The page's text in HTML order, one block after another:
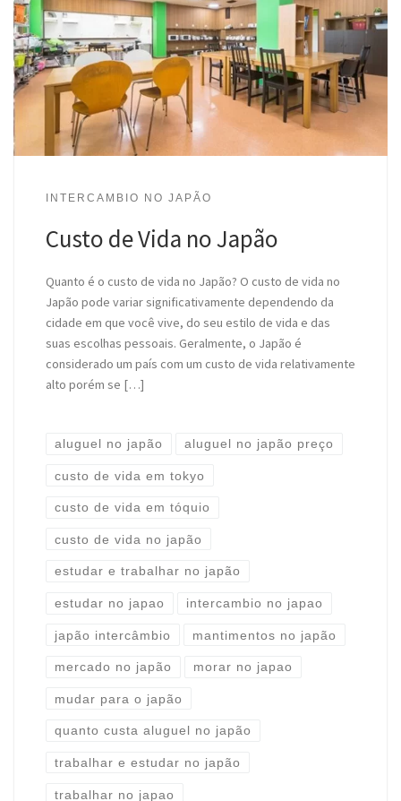
INTERCAMBIO NO JAPÃO
Custo de Vida no Japão
Quanto é o custo de vida no Japão? O custo de vida no
Japão pode variar significativamente dependendo da
cidade em que você vive, do seu estilo de vida e das
suas escolhas pessoais. Geralmente, o Japão é
considerado um país com um custo de vida relativamente
alto porém se […]
aluguel no japão aluguel no japão preço
custo de vida em tokyo
custo de vida em tóquio
custo de vida no japão
estudar e trabalhar no japão
estudar no japao intercambio no japao
japão intercâmbio mantimentos no japão
mercado no japão morar no japao
mudar para o japão
quanto custa aluguel no japão
trabalhar e estudar no japão
trabalhar no japao